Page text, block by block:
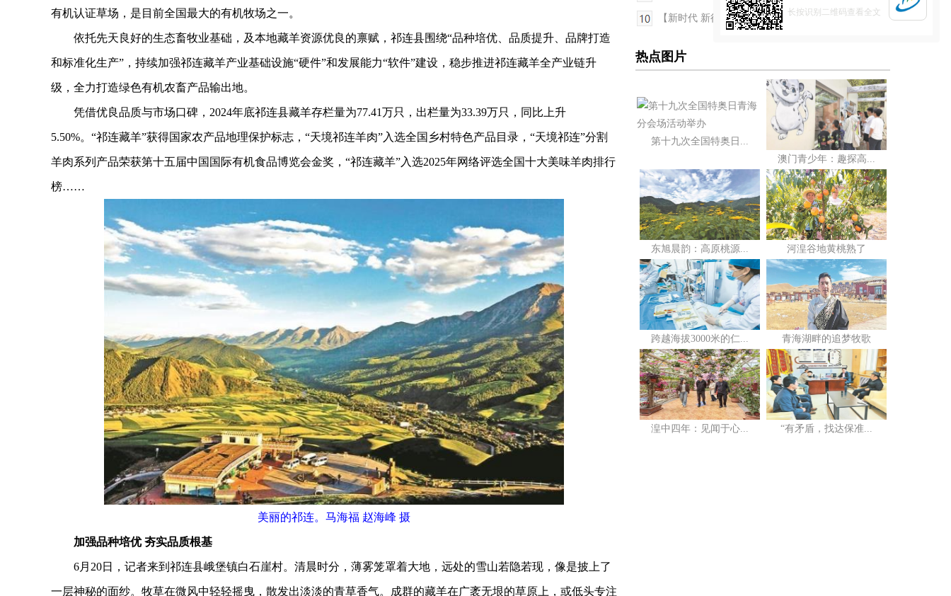
有机认证草场，是目前全国最大的有机牧场之一。
依托先天良好的生态畜牧业基础，及本地藏羊资源优良的禀赋，祁连县围绕“品种培优、品质提升、品牌打造
和标准化生产”，持续加强祁连藏羊产业基础设施“硬件”和发展能力“软件”建设，稳步推进祁连藏羊全产业链升
级，全力打造绿色有机农畜产品输出地。
凭借优良品质与市场口碑，2024年底祁连县藏羊存栏量为77.41万只，出栏量为33.39万只，同比上升
5.50%。“祁连藏羊”获得国家农产品地理保护标志，“天境祁连羊肉”入选全国乡村特色产品目录，“天境祁连”分割
羊肉系列产品荣获第十五届中国国际有机食品博览会金奖，“祁连藏羊”入选2025年网络评选全国十大美味羊肉排行
榜……
美丽的祁连。马海福 赵海峰 摄
加强品种培优 夯实品质根基
6月20日，记者来到祁连县峨堡镇白石崖村。清晨时分，薄雾笼罩着大地，远处的雪山若隐若现，像是披上了
一层神秘的面纱。牧草在微风中轻轻摇曳，散发出淡淡的青草香气。成群的藏羊在广袤无垠的草原上，或低头专注
【新时代 新征程 新伟业·高质量发展调研行】一碗青...
热点图片
第十九次全国特奥日...
澳门青少年：趣探高...
东旭晨韵：高原桃源... 河湟谷地黄桃熟了
跨越海拔3000米的仁... 青海湖畔的追梦牧歌
湟中四年：见闻于心... “有矛盾，找达保准...
长按识别二维码查看全文